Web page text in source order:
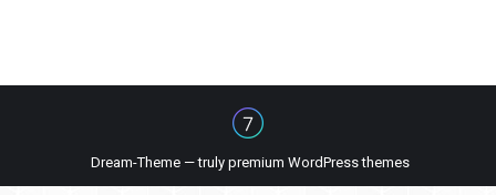
Dream-Theme — truly premium WordPress themes